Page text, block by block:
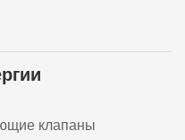
клапаны